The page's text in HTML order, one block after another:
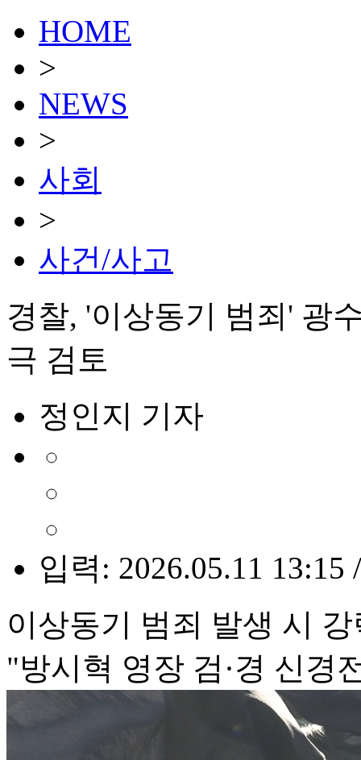
HOME
>
NEWS
>
사회
>
사건/사고
경찰, '이상동기 범죄' 광
극 검토
정인지 기자
입력: 2026.05.11 13:15
이상동기 범죄 발생 시
"방시혁 영장 검·경 신경